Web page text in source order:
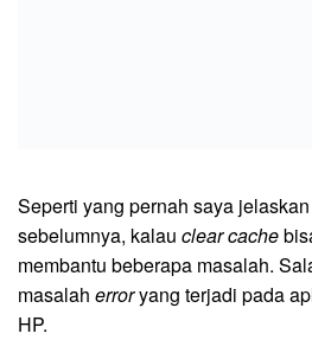
Seperti yang pernah saya
sebelumnya, kalau clear cache
membantu beberapa masalah.
masalah erroryang terjadi pada
HP.